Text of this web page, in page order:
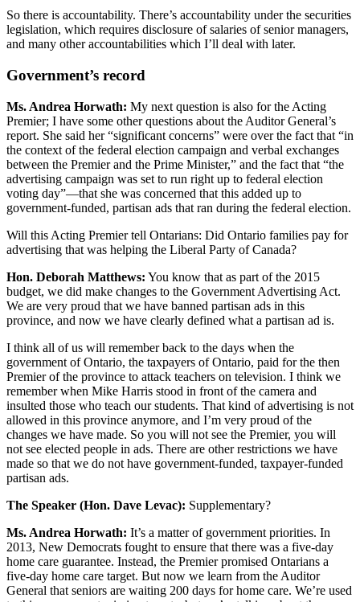
So there is accountability. There’s accountability under the securities
legislation, which requires disclosure of salaries of senior managers,
and many other accountabilities which I’ll deal with later.
Government’s record
Ms. Andrea Horwath: My next question is also for the Acting
Premier; I have some other questions about the Auditor General’s
report. She said her “significant concerns” were over the fact that “in
the context of the federal election campaign and verbal exchanges
between the Premier and the Prime Minister,” and the fact that “the
advertising campaign was set to run right up to federal election
voting day”—that she was concerned that this added up to
government-funded, partisan ads that ran during the federal election.
Will this Acting Premier tell Ontarians: Did Ontario families pay for
advertising that was helping the Liberal Party of Canada?
Hon. Deborah Matthews: You know that as part of the 2015
budget, we did make changes to the Government Advertising Act.
We are very proud that we have banned partisan ads in this
province, and now we have clearly defined what a partisan ad is.
I think all of us will remember back to the days when the
government of Ontario, the taxpayers of Ontario, paid for the then
Premier of the province to attack teachers on television. I think we
remember when Mike Harris stood in front of the camera and
insulted those who teach our students. That kind of advertising is not
allowed in this province anymore, and I’m very proud of the
changes we have made. So you will not see the Premier, you will
not see elected people in ads. There are other restrictions we have
made so that we do not have government-funded, taxpayer-funded
partisan ads.
The Speaker (Hon. Dave Levac): Supplementary?
Ms. Andrea Horwath: It’s a matter of government priorities. In
2013, New Democrats fought to ensure that there was a five-day
home care guarantee. Instead, the Premier promised Ontarians a
five-day home care target. But now we learn from the Auditor
General that seniors are waiting 200 days for home care. We’re used